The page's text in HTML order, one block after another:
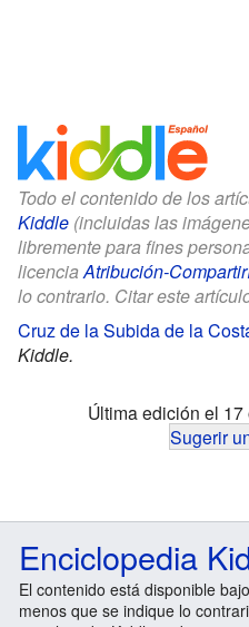
Todo el contenido de los
Kiddle (incluidas las
libremente para fines
licenciaAtribución-
lo contrario. Citar este
Cruz de la Subida de la
Kiddle.
Última edición el
Sugerir
Enciclopedia
El contenido está disponible
menos que se indique lo